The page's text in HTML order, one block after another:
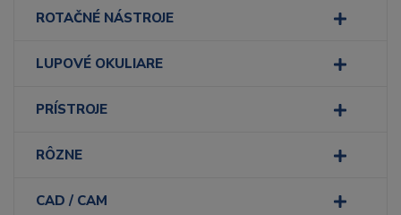
ROTAČNÉ NÁSTROJE
LUPOVÉ OKULIARE
PRÍSTROJE
RÔZNE
CAD / CAM